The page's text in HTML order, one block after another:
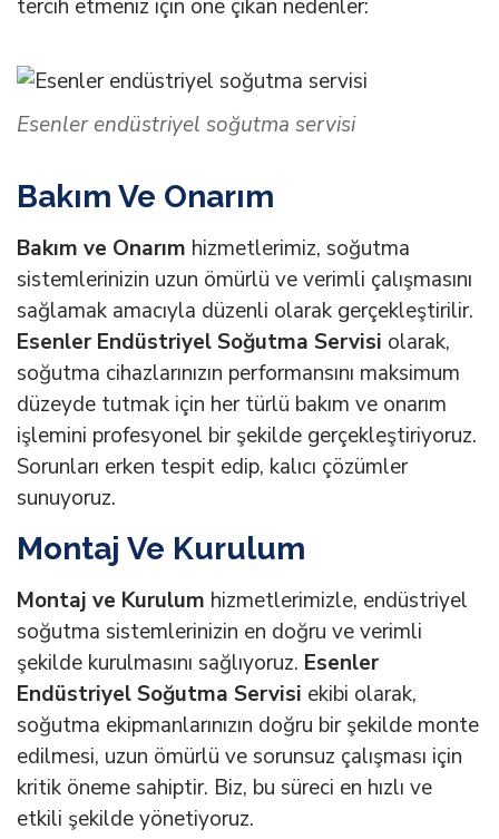
tercih etmeniz için öne çıkan nedenler:
Esenler endüstriyel soğutma servisi
Bakım Ve Onarım
Bakım ve Onarım hizmetlerimiz, soğutma
sistemlerinizin uzun ömürlü ve verimli çalışmasını
sağlamak amacıyla düzenli olarak gerçekleştirilir.
Esenler Endüstriyel Soğutma Servisi olarak,
soğutma cihazlarınızın performansını maksimum
düzeyde tutmak için her türlü bakım ve onarım
işlemini profesyonel bir şekilde gerçekleştiriyoruz.
Sorunları erken tespit edip, kalıcı çözümler
sunuyoruz.
Montaj Ve Kurulum
Montaj ve Kurulum hizmetlerimizle, endüstriyel
soğutma sistemlerinizin en doğru ve verimli
şekilde kurulmasını sağlıyoruz. Esenler
Endüstriyel Soğutma Servisi ekibi olarak,
soğutma ekipmanlarınızın doğru bir şekilde monte
edilmesi, uzun ömürlü ve sorunsuz çalışması için
kritik öneme sahiptir. Biz, bu süreci en hızlı ve
etkili şekilde yönetiyoruz.